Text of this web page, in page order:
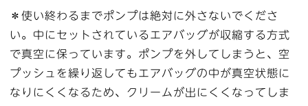
＊使い終わるまでポンプは絶対に外さないでくださ
い。中にセットされているエアバッグが収縮する方式
で真空に保っています。ポンプを外してしまうと、空
プッシュを繰り返してもエアバッグの中が真空状態に
なりにくくなるため、クリームが出にくくなってしま